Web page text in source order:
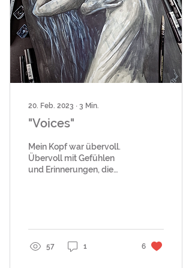
20. Feb. 2023 ∙ 3 Min.
"Voices"
Mein Kopf war übervoll.
Übervoll mit Gefühlen
und Erinnerungen, die
57 1 6